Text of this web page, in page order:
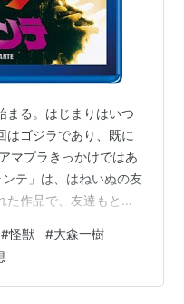
まる。はじまりはいつ
はゴジラであり、既に
マプラきっかけではあ
テ」は、はねいぬの友
た作品で、友達もとあ
特別なゴジラ作品に
う。たぶんゴジラ映
と思うし、最高のゴジ
#怪獣 #大森一樹